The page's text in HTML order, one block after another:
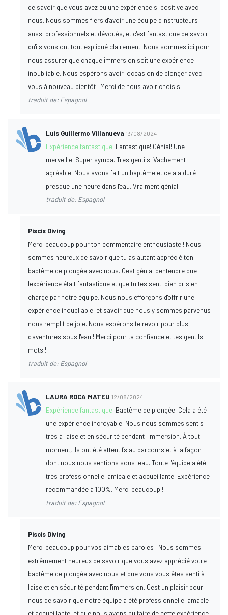
de savoir que vous avez eu une expérience si positive avec
nous. Nous sommes fiers d'avoir une équipe d'instructeurs
aussi professionnels et dévoués, et c'est fantastique de savoir
qu'ils vous ont tout expliqué clairement. Nous sommes ici pour
nous assurer que chaque immersion soit une expérience
inoubliable. Nous espérons avoir l'occasion de plonger avec
vous à nouveau bientôt ! Merci de nous avoir choisis!
traduit de: Espagnol
Luis Guillermo Villanueva 13/08/2024
Expérience fantastique: Fantastique! Génial! Une
merveille. Super sympa. Tres gentils. Vachement
agréable. Nous avons fait un baptême et cela a duré
presque une heure dans l'eau. Vraiment génial.
traduit de: Espagnol
Piscis Diving
Merci beaucoup pour ton commentaire enthousiaste ! Nous
sommes heureux de savoir que tu as autant apprécié ton
baptême de plongée avec nous. C'est génial d'entendre que
l'expérience était fantastique et que tu t'es senti bien pris en
charge par notre équipe. Nous nous efforçons d'offrir une
expérience inoubliable, et savoir que nous y sommes parvenus
nous remplit de joie. Nous espérons te revoir pour plus
d'aventures sous l'eau ! Merci pour ta confiance et tes gentils
mots !
traduit de: Espagnol
LAURA ROCA MATEU 12/08/2024
Expérience fantastique: Baptême de plongée. Cela a été
une expérience incroyable. Nous nous sommes sentis
très à l'aise et en sécurité pendant l'immersion. À tout
moment, ils ont été attentifs au parcours et à la façon
dont nous nous sentions sous l'eau. Toute l'équipe a été
très professionnelle, amicale et accueillante. Expérience
recommandée à 100%. Merci beaucoup!!!
traduit de: Espagnol
Piscis Diving
Merci beaucoup pour vos aimables paroles ! Nous sommes
extrêmement heureux de savoir que vous avez apprécié votre
baptême de plongée avec nous et que vous vous êtes senti à
l'aise et en sécurité pendant l'immersion. C'est un plaisir pour
nous de savoir que notre équipe a été professionnelle, amable
et accueillante, et que nous avons pu faire de cette expérience